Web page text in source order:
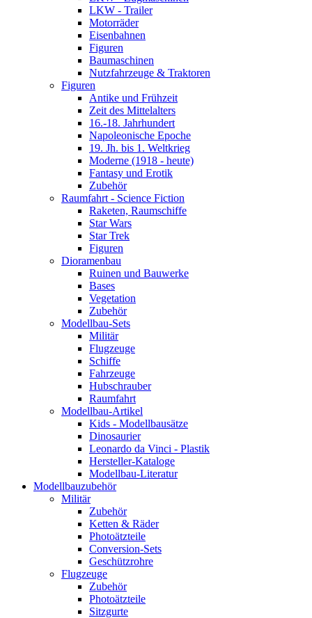
LKW - Trailer
Motorräder
Eisenbahnen
Figuren
Baumaschinen
Nutzfahrzeuge & Traktoren
Figuren
Antike und Frühzeit
Zeit des Mittelalters
16.-18. Jahrhundert
Napoleonische Epoche
19. Jh. bis 1. Weltkrieg
Moderne (1918 - heute)
Fantasy und Erotik
Zubehör
Raumfahrt - Science Fiction
Raketen, Raumschiffe
Star Wars
Star Trek
Figuren
Dioramenbau
Ruinen und Bauwerke
Bases
Vegetation
Zubehör
Modellbau-Sets
Militär
Flugzeuge
Schiffe
Fahrzeuge
Hubschrauber
Raumfahrt
Modellbau-Artikel
Kids - Modellbausätze
Dinosaurier
Leonardo da Vinci - Plastik
Hersteller-Kataloge
Modellbau-Literatur
Modellbauzubehör
Militär
Zubehör
Ketten & Räder
Photoätzteile
Conversion-Sets
Geschützrohre
Flugzeuge
Zubehör
Photoätzteile
Sitzgurte